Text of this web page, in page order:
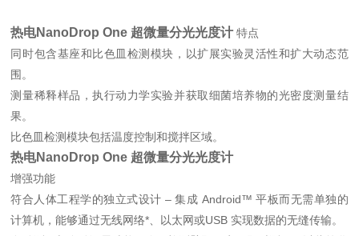
热电NanoDrop One 超微量分光光度计 特点
同时包含基座和比色皿检测模块，以扩展实验灵活性和扩大动态范
围。
测量稀释样品，执行动力学实验并获取细菌培养物的光密度测量结
果。
比色皿检测模块包括温度控制和搅拌区域。
热电NanoDrop One 超微量分光光度计
增强功能
符合人体工程学的独立式设计 – 集成 Android™ 平板而无需单独的
计算机，能够通过无线网络*、以太网或USB 实现数据的无缝传输。